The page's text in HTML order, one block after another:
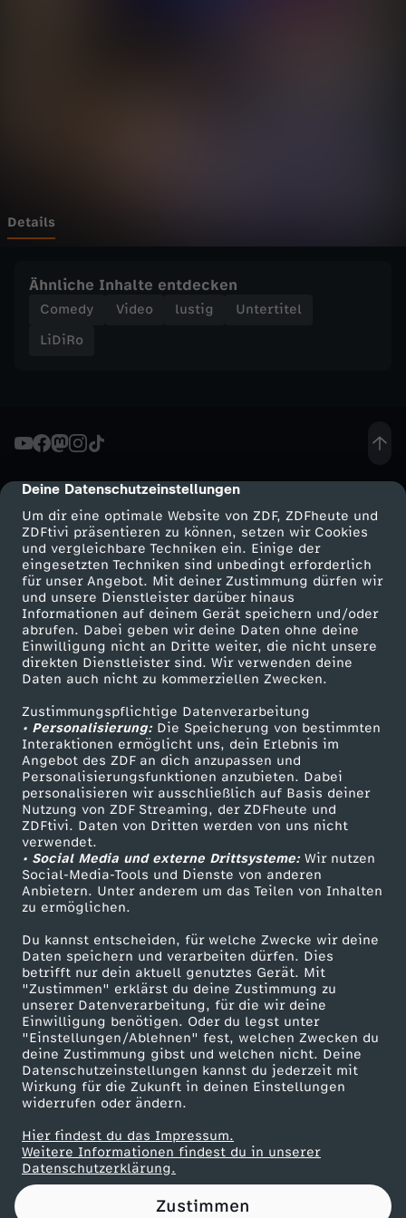
cmp-dialog-description
Deine Datenschutzeinstellungen
Um dir eine optimale Website von ZDF, ZDFheute und
ZDFtivi präsentieren zu können, setzen wir Cookies
und vergleichbare Techniken ein. Einige der
eingesetzten Techniken sind unbedingt erforderlich
für unser Angebot. Mit deiner Zustimmung dürfen wir
und unsere Dienstleister darüber hinaus
Informationen auf deinem Gerät speichern und/oder
abrufen. Dabei geben wir deine Daten ohne deine
Einwilligung nicht an Dritte weiter, die nicht unsere
direkten Dienstleister sind. Wir verwenden deine
Daten auch nicht zu kommerziellen Zwecken.
Zustimmungspflichtige Datenverarbeitung
• Personalisierung:Die Speicherung von bestimmten
Interaktionen ermöglicht uns, dein Erlebnis im
Angebot des ZDF an dich anzupassen und
Personalisierungsfunktionen anzubieten. Dabei
personalisieren wir ausschließlich auf Basis deiner
Nutzung von ZDF Streaming, der ZDFheute und
ZDFtivi. Daten von Dritten werden von uns nicht
verwendet.
• Social Media und externe Drittsysteme:Wir nutzen
Social-Media-Tools und Dienste von anderen
Anbietern. Unter anderem um das Teilen von Inhalten
zu ermöglichen.
Du kannst entscheiden, für welche Zwecke wir deine
Daten speichern und verarbeiten dürfen. Dies
betrifft nur dein aktuell genutztes Gerät. Mit
"Zustimmen" erklärst du deine Zustimmung zu
unserer Datenverarbeitung, für die wir deine
Einwilligung benötigen. Oder du legst unter
"Einstellungen/Ablehnen" fest, welchen Zwecken du
deine Zustimmung gibst und welchen nicht. Deine
Datenschutzeinstellungen kannst du jederzeit mit
Wirkung für die Zukunft in deinen Einstellungen
widerrufen oder ändern.
Hier findest du das Impressum.
Weitere Informationen findest du in unserer
Datenschutzerklärung.
Zustimmen
i
d
V
R
Ü
C
K
T
#
F
a
n
A
r
t
Details
Ähnliche Inhalte entdecken
Comedy Video lustig
Untertitel
LiDiRo
Mehr ZDF
ZDF-Apps
Smart TV
ZDFtext
Livestreams
Sendungen A-Z
TV-Programm
Service
ZDFmitreden
Kontakt zum ZDF
Tickets
Zuschauerservice
Hilfe
ZDF Unternehmen
Karriere
ZDF goes Schule
Werbefernsehen
Mainzelmännchen
Partner